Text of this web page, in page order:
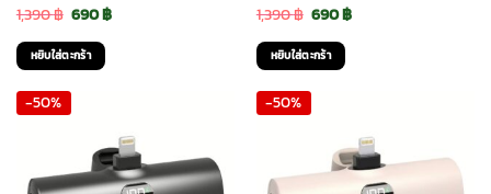
1,390฿ Original
price
was:
1,390 ฿.
690฿Current
หยิบใส่ตะกร้า
1,390฿ Original
price
was:
1,390 ฿.
690฿Current
หยิบใส่ตะกร้า
-50% -50%